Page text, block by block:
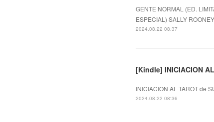
GENTE NORMAL (ED.
ESPECIAL) SALLY
2024.08.22 08:37
[Kindle] INICIACION
INICIACION AL TAROT de
2024.08.22 08:36